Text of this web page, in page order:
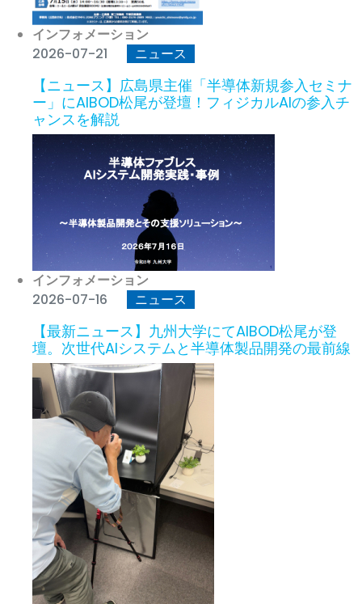
インフォメーション
2026-07-21
ニュース
【ニュース】広島県主催「半導体新規参入セミナ
ー」にAIBOD松尾が登壇！フィジカルAIの参入チ
ャンスを解説
インフォメーション
2026-07-16
ニュース
【最新ニュース】九州大学にてAIBOD松尾が登
壇。次世代AIシステムと半導体製品開発の最前線